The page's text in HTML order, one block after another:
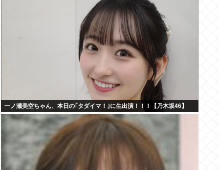
一ノ瀬美空ちゃん、本日の｢タダイマ！｣に生出演！！！【乃木坂46】